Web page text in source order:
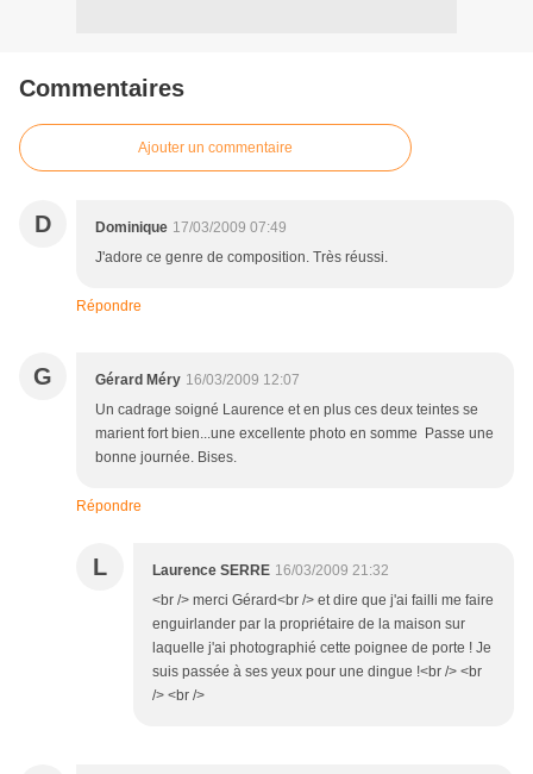
Commentaires
Ajouter un commentaire
D Dominique 17/03/2009 07:49
J'adore ce genre de composition. Très réussi.
Répondre
G Gérard Méry 16/03/2009 12:07
Un cadrage soigné Laurence et en plus ces deux teintes se
marient fort bien...une excellente photo en somme Passe une
bonne journée. Bises.
Répondre
L Laurence SERRE 16/03/2009 21:32
<br /> merci Gérard<br /> et dire que j'ai failli me faire
enguirlander par la propriétaire de la maison sur
laquelle j'ai photographié cette poignee de porte ! Je
suis passée à ses yeux pour une dingue !<br /> <br
/> <br />